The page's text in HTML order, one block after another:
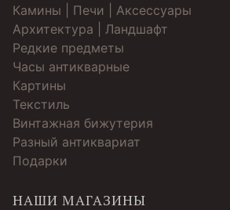
Камины | Печи | Аксессуары
Архитектура | Ландшафт
Редкие предметы
Часы антикварные
Картины
Текстиль
Винтажная бижутерия
Разный антиквариат
Подарки
НАШИ МАГАЗИНЫ